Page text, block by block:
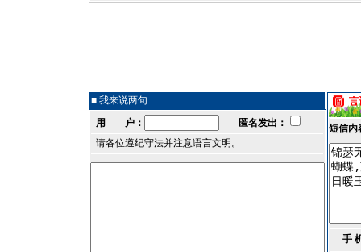
■ 我来说两句
用 户：
匿名发出：
请各位遵纪守法并注意语言文明。
短信内
手